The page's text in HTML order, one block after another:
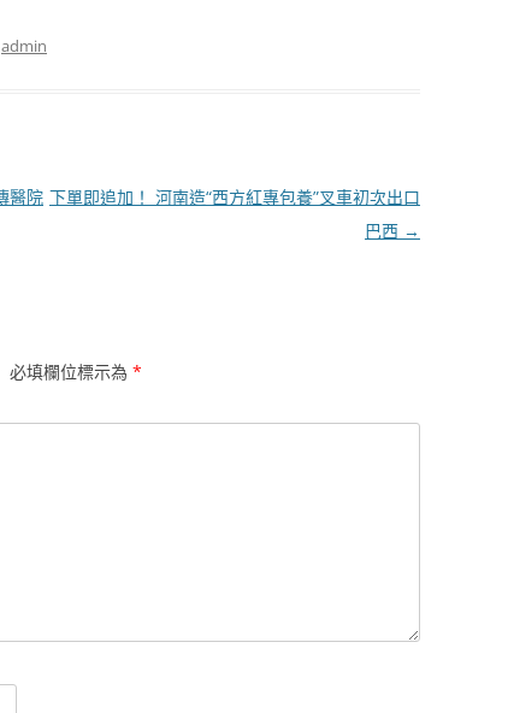
admin
醫院 下單即追加！ 河南造“西方紅專包養”叉車初次出口
巴西 →
必填欄位標示為 *